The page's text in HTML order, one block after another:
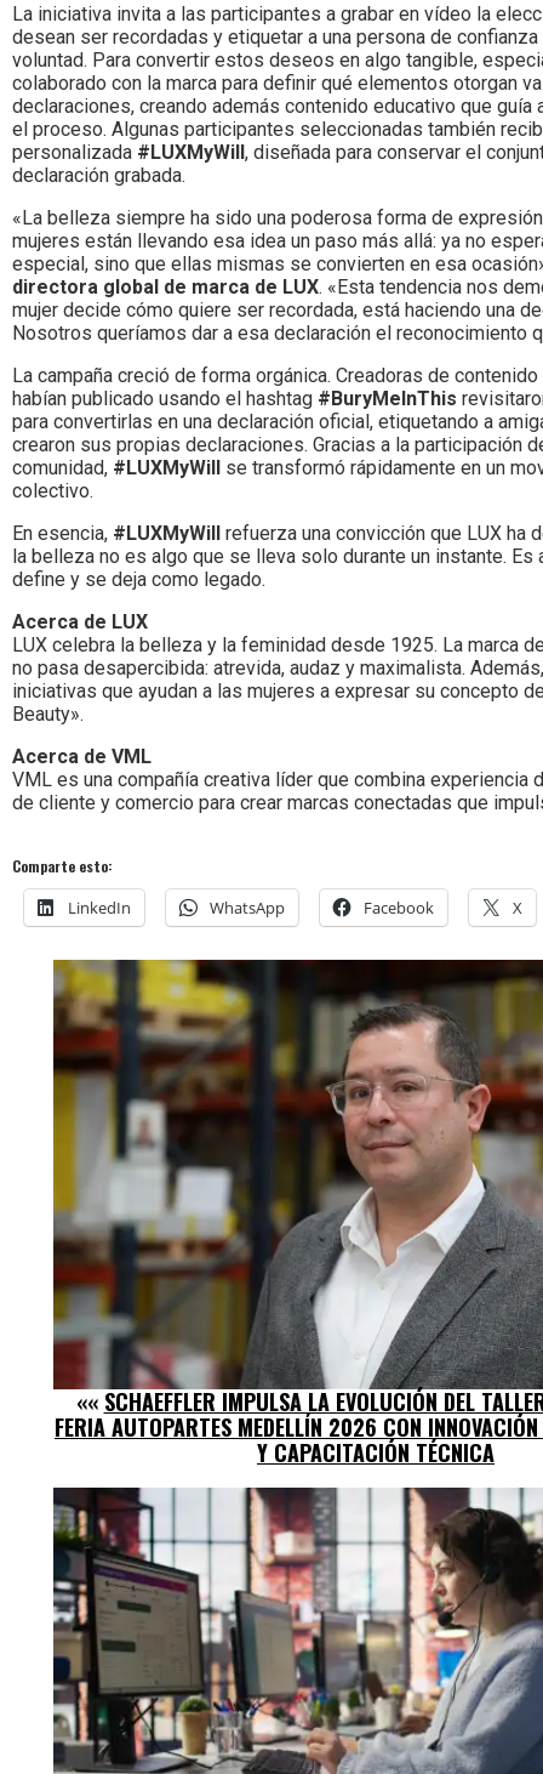
La iniciativa invita a las participantes a grabar en vídeo la
desean ser recordadas y etiquetar a una persona de
voluntad. Para convertir estos deseos en algo tangible,
colaborado con la marca para definir qué elementos otorgan
declaraciones, creando además contenido educativo que guía
el proceso. Algunas participantes seleccionadas también
personalizada #LUXMyWill, diseñada para conservar el
declaración grabada.
«La belleza siempre ha sido una poderosa forma de
mujeres están llevando esa idea un paso más allá: ya no
especial, sino que ellas mismas se convierten en esa
directora global de marca de LUX. «Esta tendencia nos
mujer decide cómo quiere ser recordada, está haciendo una
Nosotros queríamos dar a esa declaración el reconocimiento
La campaña creció de forma orgánica. Creadoras de
habían publicado usando el hashtag #BuryMeInThis
para convertirlas en una declaración oficial, etiquetando a
crearon sus propias declaraciones. Gracias a la participación
comunidad, #LUXMyWill se transformó rápidamente en un
colectivo.
En esencia, #LUXMyWill refuerza una convicción que LUX ha
la belleza no es algo que se lleva solo durante un instante. Es
define y se deja como legado.
Acerca de LUX
LUX celebra la belleza y la feminidad desde 1925. La marca
no pasa desapercibida: atrevida, audaz y maximalista.
iniciativas que ayudan a las mujeres a expresar su concepto
Beauty».
Acerca de VML
VML es una compañía creativa líder que combina experiencia
de cliente y comercio para crear marcas conectadas que
Comparte esto:
LinkedIn WhatsApp Facebook X
«« SCHAEFFLER IMPULSA LA EVOLUCIÓN DEL
FERIA AUTOPARTES MEDELLÍN 2026 CON
Y CAPACITACIÓN TÉCNICA